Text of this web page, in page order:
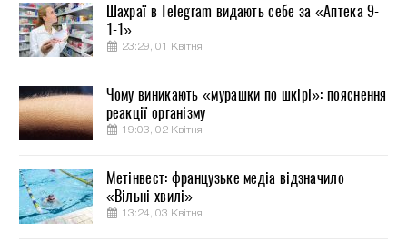
Шахраї в Telegram видають себе за «Аптека 9-
1-1»
23:29, 01 Квітня
Чому виникають «мурашки по шкірі»: пояснення
реакції організму
19:03, 02 Квітня
Метінвест: французьке медіа відзначило
«Вільні хвилі»
13:24, 03 Квітня